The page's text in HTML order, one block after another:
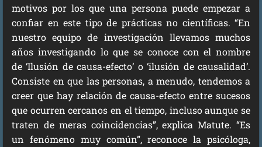
motivos por los que una persona puede empezar a
confiar en este tipo de prácticas no científicas. “En
nuestro equipo de investigación llevamos muchos
años investigando lo que se conoce con el nombre
de ‘Ilusión de causa-efecto’ o ‘ilusión de causalidad’.
Consiste en que las personas, a menudo, tendemos a
creer que hay relación de causa-efecto entre sucesos
que ocurren cercanos en el tiempo, incluso aunque se
traten de meras coincidencias”, explica Matute. “Es
un fenómeno muy común”, reconoce la psicóloga,